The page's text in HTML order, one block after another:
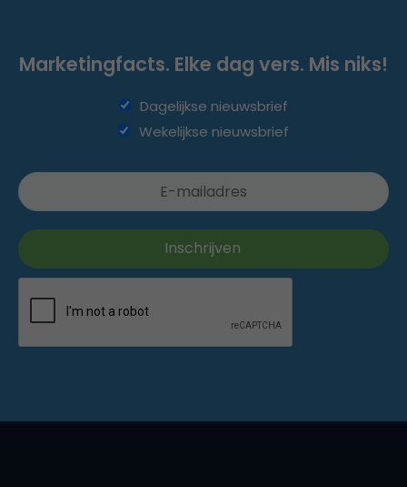
Marketingfacts. Elke dag vers. Mis niks!
Dagelijkse nieuwsbrief
Wekelijkse nieuwsbrief